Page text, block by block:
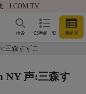
| J:COM TV
CS番組一覧 番組表
検索
三森すずこ
NY 声:三森す